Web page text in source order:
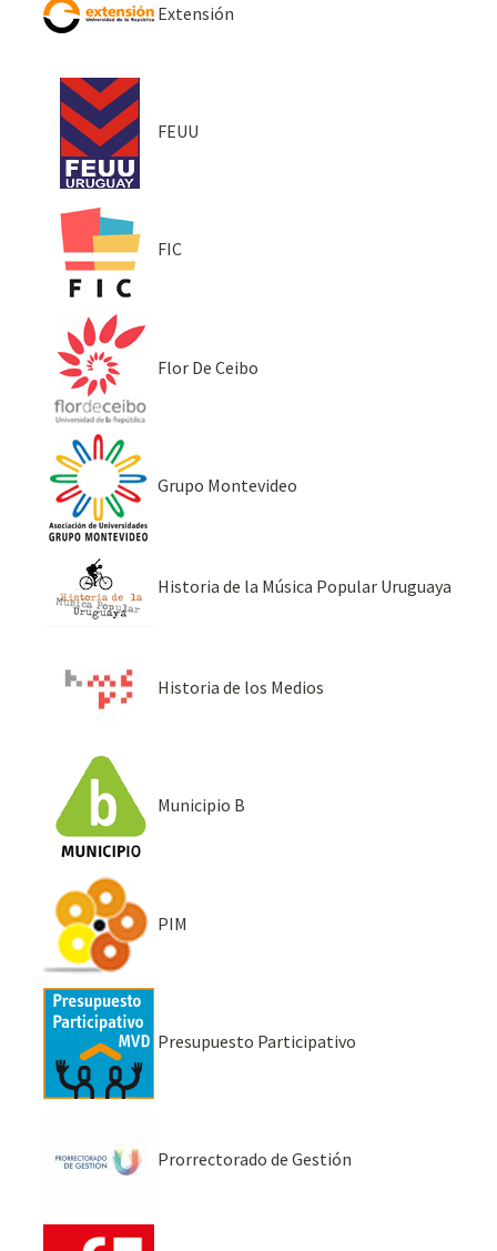
Extensión
FEUU
FIC
Flor De Ceibo
Grupo Montevideo
Historia de la Música Popular Uruguaya
Historia de los Medios
Municipio B
PIM
Presupuesto Participativo
Prorrectorado de Gestión